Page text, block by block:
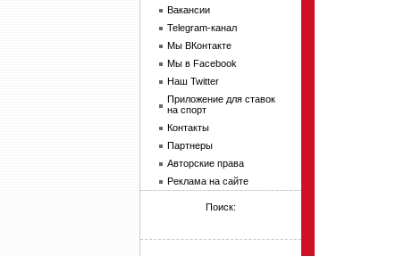
Вакансии
Telegram-канал
Мы ВКонтакте
Мы в Facebook
Наш Twitter
Приложение для ставок
на спорт
Контакты
Партнеры
Авторские права
Реклама на сайте
Поиск: